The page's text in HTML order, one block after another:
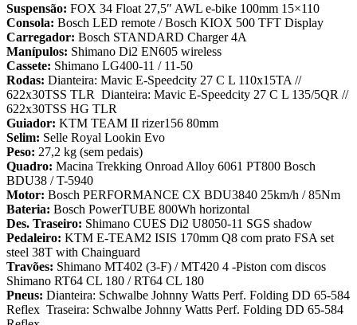
Suspensão: FOX 34 Float 27,5″ AWL e-bike 100mm 15×110
Consola: Bosch LED remote / Bosch KIOX 500 TFT Display
Carregador: Bosch STANDARD Charger 4A
Manípulos: Shimano Di2 EN605 wireless
Cassete: Shimano LG400-11 / 11-50
Rodas: Dianteira: Mavic E-Speedcity 27 C L 110x15TA //
622x30TSS TLR Dianteira: Mavic E-Speedcity 27 C L 135/5QR //
622x30TSS HG TLR
Guiador: KTM TEAM II rizer156 80mm
Selim: Selle Royal Lookin Evo
Peso: 27,2 kg (sem pedais)
Quadro: Macina Trekking Onroad Alloy 6061 PT800 Bosch
BDU38 / T-5940
Motor: Bosch PERFORMANCE CX BDU3840 25km/h / 85Nm
Bateria: Bosch PowerTUBE 800Wh horizontal
Des. Traseiro: Shimano CUES Di2 U8050-11 SGS shadow
Pedaleiro: KTM E-TEAM2 ISIS 170mm Q8 com prato FSA set
steel 38T with Chainguard
Travões: Shimano MT402 (3-F) / MT420 4 -Piston com discos
Shimano RT64 CL 180 / RT64 CL 180
Pneus: Dianteira: Schwalbe Johnny Watts Perf. Folding DD 65-584
Reflex Traseira: Schwalbe Johnny Watts Perf. Folding DD 65-584